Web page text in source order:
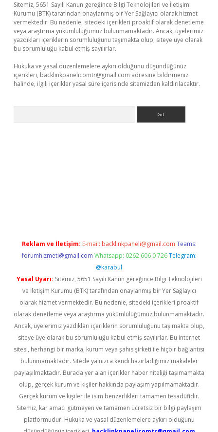
Sitemiz, 5651 Sayılı Kanun gereğince Bilgi Teknolojileri ve İletişim
Kurumu (BTK) tarafından onaylanmış bir Yer Sağlayıcı olarak hizmet
vermektedir. Bu nedenle, sitedeki içerikleri proaktif olarak denetleme
veya araştırma yükümlülüğümüz bulunmamaktadır. Ancak, üyelerimiz
yazdıkları içeriklerin sorumluluğunu taşımakta olup, siteye üye olarak
bu sorumluluğu kabul etmiş sayılırlar.
Hukuka ve yasal düzenlemelere aykırı olduğunu düşündüğünüz
içerikleri, backlinkpanelicomtr@gmail.com adresine bildirmeniz
halinde, ilgili içerikler yasal süre içerisinde sitemizden kaldırılacaktır.
Reklam ve İletişim: E-mail: backlinkpaneli@gmail.com Teams:
forumhizmeti@gmail.com Whatsapp: 0262 606 0 726 Telegram:
@karabul
Yasal Uyarı: Sitemiz, 5651 Sayılı Kanun gereğince Bilgi Teknolojileri
ve İletişim Kurumu (BTK) tarafından onaylanmış bir Yer Sağlayıcı
olarak hizmet vermektedir. Bu nedenle, sitedeki içerikleri proaktif
olarak denetleme veya araştırma yükümlülüğümüz bulunmamaktadır.
Ancak, üyelerimiz yazdıkları içeriklerin sorumluluğunu taşımakta olup,
siteye üye olarak bu sorumluluğu kabul etmiş sayılırlar. Bu internet
sitesi, herhangi bir marka, kurum veya şahıs şirketi ile hiçbir bağlantısı
bulunmamaktadır. Sitede yalnızca kendi hazırladığımız makaleler
paylaşılmaktadır. Burada yer alan içerikler haber niteliği taşımamakta
olup, gerçek kurum ve kişiler hakkında paylaşım yapılmamaktadır.
Gerçek kurum ve kişiler ile isim benzerlikleri tamamen tesadüfidir.
Sitemiz, kar amacı gütmeyen ve tamamen ücretsiz bir bilgi paylaşım
platformudur. Hukuka ve yasal düzenlemelere aykırı olduğunu